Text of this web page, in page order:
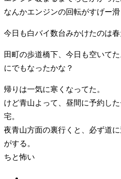
なんかエンジンの回転がすげー滑
今日も白バイ数台みかけたのは春
田町の歩道橋下、今日も空いて
にでもなったかな？
帰りは一気に寒くなってた。
けど青山よって、昼間に予約し
宅。
夜青山方面の裏行くと、必ず道
がする。
ちと怖い